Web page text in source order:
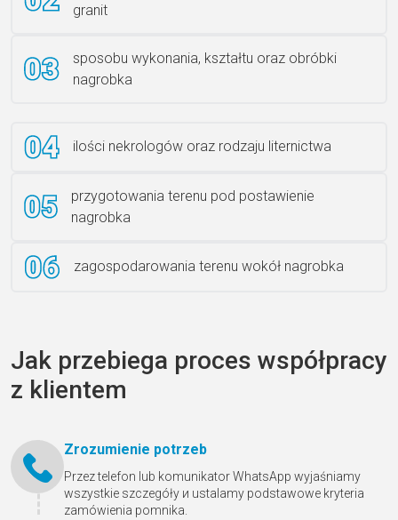
Ławka granitowa LG 12
granit
sposobu wykonania, kształtu oraz obróbki
nagrobka
ilości nekrologów oraz rodzaju liternictwa
przygotowania terenu pod postawienie
nagrobka
zagospodarowania terenu wokół nagrobka
Jak przebiega proces współpracy
z klientem
Zrozumienie potrzeb
Przez telefon lub komunikator WhatsApp wyjaśniamy
wszystkie szczegóły и ustalamy podstawowe kryteria
zamówienia pomnika.